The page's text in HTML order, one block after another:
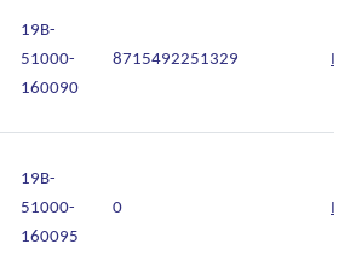
19B-
51000-
160090
8715492251329
19B-
51000-
160095
0